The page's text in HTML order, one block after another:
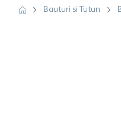
Bauturi si Tutun